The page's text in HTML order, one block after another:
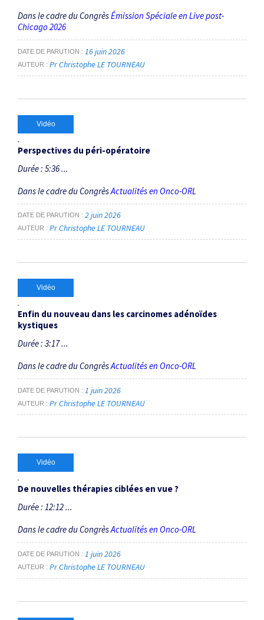
Dans le cadre du CongrèsÉmission Spéciale en Live post-
Chicago 2026
DATE DE PARUTION 16 juin 2026
AUTEUR Pr Christophe LE TOURNEAU
Vidéo
Perspectives du péri-opératoire
Durée : 5:36 ...
Dans le cadre du CongrèsActualités en Onco-ORL
DATE DE PARUTION 2 juin 2026
AUTEUR Pr Christophe LE TOURNEAU
Vidéo
Enfin du nouveau dans les carcinomes adénoïdes
kystiques
Durée : 3:17 ...
Dans le cadre du CongrèsActualités en Onco-ORL
DATE DE PARUTION 1 juin 2026
AUTEUR Pr Christophe LE TOURNEAU
Vidéo
De nouvelles thérapies ciblées en vue ?
Durée : 12:12 ...
Dans le cadre du CongrèsActualités en Onco-ORL
DATE DE PARUTION 1 juin 2026
AUTEUR Pr Christophe LE TOURNEAU